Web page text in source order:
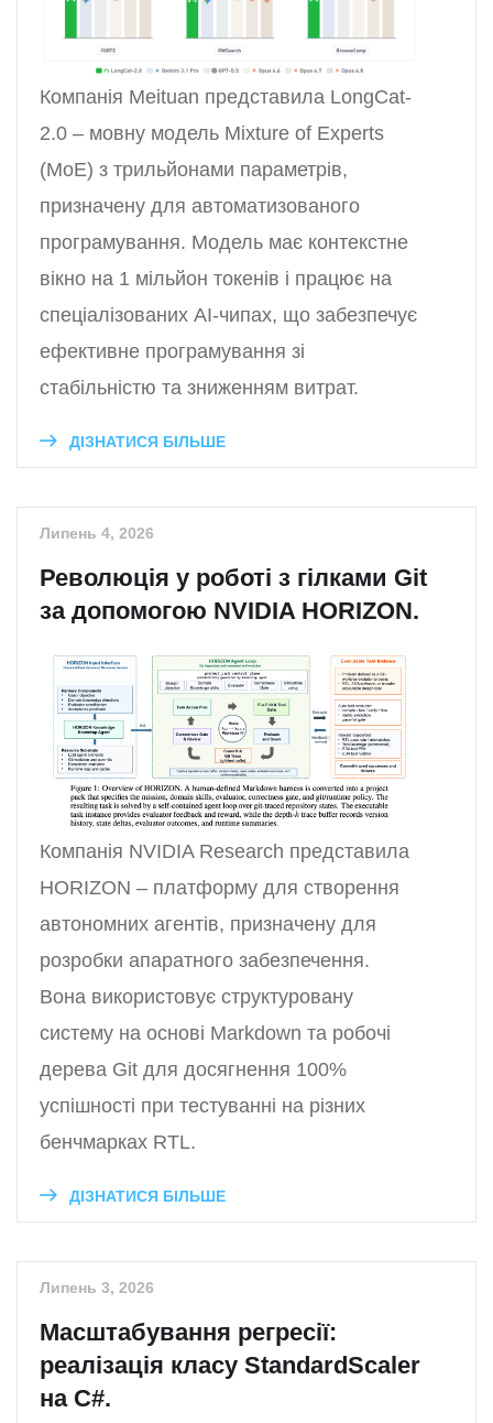
Компанія Meituan представила LongCat-
2.0 – мовну модель Mixture of Experts
(MoE) з трильйонами параметрів,
призначену для автоматизованого
програмування. Модель має контекстне
вікно на 1 мільйон токенів і працює на
спеціалізованих AI-чипах, що забезпечує
ефективне програмування зі
стабільністю та зниженням витрат.
ДІЗНАТИСЯ БІЛЬШЕ
Липень 4, 2026
Революція у роботі з гілками Git
за допомогою NVIDIA HORIZON.
Компанія NVIDIA Research представила
HORIZON – платформу для створення
автономних агентів, призначену для
розробки апаратного забезпечення.
Вона використовує структуровану
систему на основі Markdown та робочі
дерева Git для досягнення 100%
успішності при тестуванні на різних
бенчмарках RTL.
ДІЗНАТИСЯ БІЛЬШЕ
Липень 3, 2026
Масштабування регресії:
реалізація класу StandardScaler
на C#.